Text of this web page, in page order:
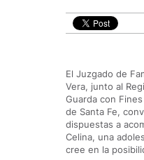
El Juzgado de
Vera, junto al
Guarda con
de Santa Fe,
dispuestas a
Celina, una
cree en la